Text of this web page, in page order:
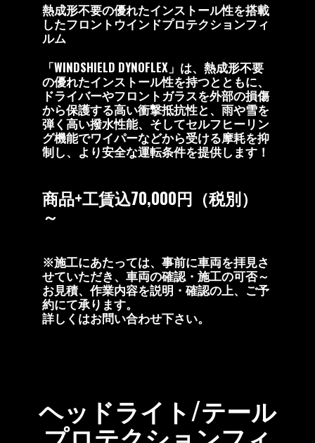
熱成形不要の優れたインストール性を搭載
したフロントウインドプロテクションフィ
ルム
「WINDSHIELD DYNOFLEX」は、熱成形不要
の優れたインストール性を持つとともに、
ドライバーやフロントガラスを外部の損傷
から保護する高い衝撃抵抗性と、雨や雪を
弾く高い撥水性能、そしてセルフヒーリン
グ機能でワイパーなどから受ける摩耗を抑
制し、より安全な運転条件を提供します！
商品+工賃込70,000円（税別）
～
※施工にあたっては、事前に車両を拝見さ
せていただき、車両の確認・施工の可否～
お見積、作業内容を説明・確認の上、ご予
約にて承ります。
詳しくはお問い合わせ下さい。
ヘッドライト/テール